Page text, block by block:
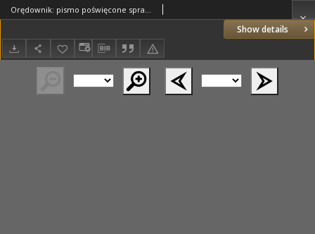
Show details
Orędownik: pismo poświęcone sprawom politycznym i spółecznym 1885.10.24 R.15 Nr243